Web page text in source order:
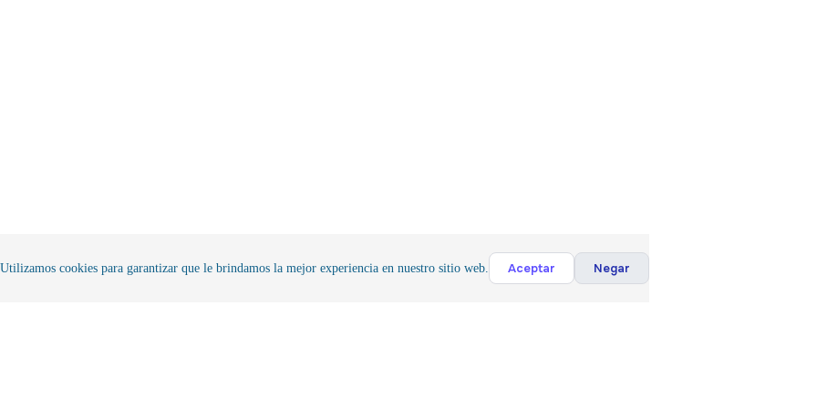
Utilizamos cookies para garantizar que le brindamos la mejor experiencia en nuestro sitio web. Aceptar Negar